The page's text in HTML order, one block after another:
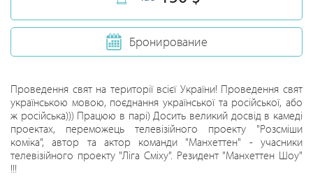
Бронирование
Проведення свят на території всієї України! Проведення свят
українською мовою, поєднання української та російської, або
ж російська))) Працюю в парі) Досить великий досвід в камеді
проектах, переможець телевізійного проекту "Розсміши
коміка", автор та актор команди "Манхеттен" - учасники
телевізійного проекту "Ліга Сміху". Резидент "Манхеттен Шоу"
!!!